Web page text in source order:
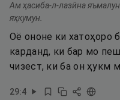
Ам ҳасиба-л-лазӣна
яҳкумун.
Оё ононе ки хатоҳоро
карданд, ки бар мо
чизест, ки ба он ҳукм
29:4